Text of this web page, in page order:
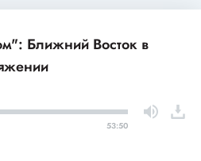
Ближний Восток в
53:50